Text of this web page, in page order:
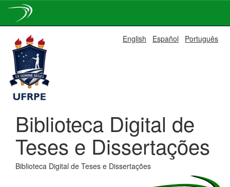
navigation
English Español Português
Biblioteca Digital de
Teses e Dissertações
Biblioteca Digital de Teses e Dissertações